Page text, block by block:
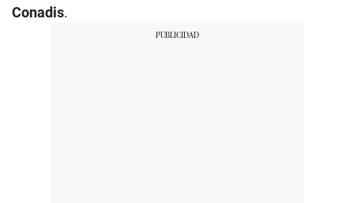
Conadis.